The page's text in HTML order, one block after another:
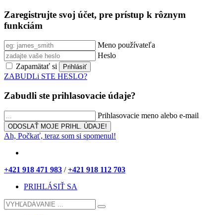
Zaregistrujte svoj účet, pre prístup k rôznym
funkciám
Meno používateľa
Heslo
Zapamätať si
ZABUDLi STE HESLO?
Zabudli ste prihlasovacie údaje?
Prihlasovacie meno alebo e-mail
Ah, Počkať, teraz som si spomenul!
+421 918 471 983 /+421 918 112 703
PRIHLÁSIŤ SA